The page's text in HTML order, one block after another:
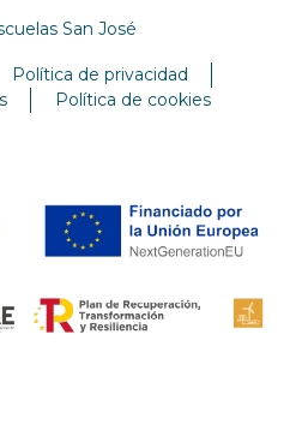
San José
Política de privacidad
Política de cookies